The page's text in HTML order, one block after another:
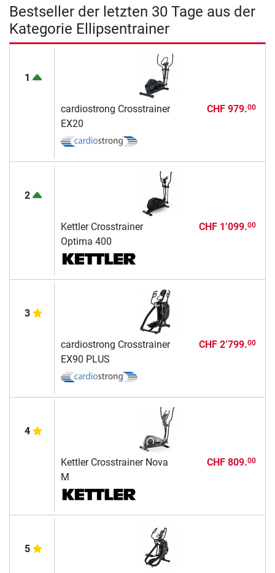
Bestseller der letzten 30 Tage aus der
Kategorie Ellipsentrainer
1
cardiostrong Crosstrainer
EX20
CHF 979.00
2
Kettler Crosstrainer
Optima 400
CHF 1’099.00
3
cardiostrong Crosstrainer
EX90 PLUS
CHF 2’799.00
4
Kettler Crosstrainer Nova
M
CHF 809.00
5